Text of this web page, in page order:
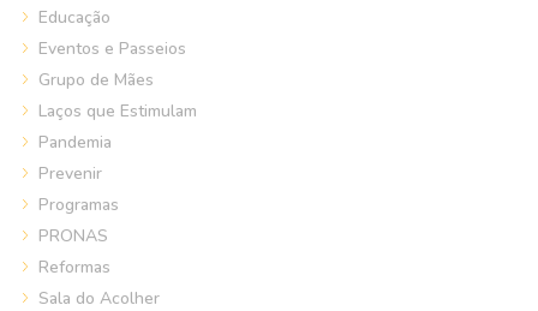
Educação
Eventos e Passeios
Grupo de Mães
Laços que Estimulam
Pandemia
Prevenir
Programas
PRONAS
Reformas
Sala do Acolher